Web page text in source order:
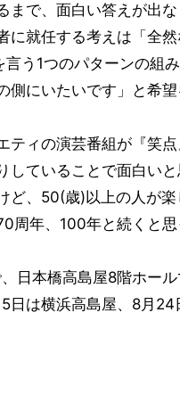
まで、面白い答えが出
に就任する考えは「全
う1つのパターンの組
にいたいです」と希望
ティの演芸番組が『笑
していることで面白い
ど、50(歳)以上の人が
周年、100年と続くと思
日本橋高島屋8階ホー
日は横浜高島屋、8月